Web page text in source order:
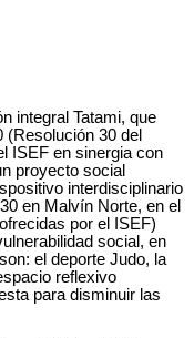
integral Tatami, que
30 del
ISEF en sinergia con
proyecto social
interdisciplinario
en Malvín Norte, en el
por el ISEF)
social, en
el deporte Judo, la
reflexivo
para disminuir las